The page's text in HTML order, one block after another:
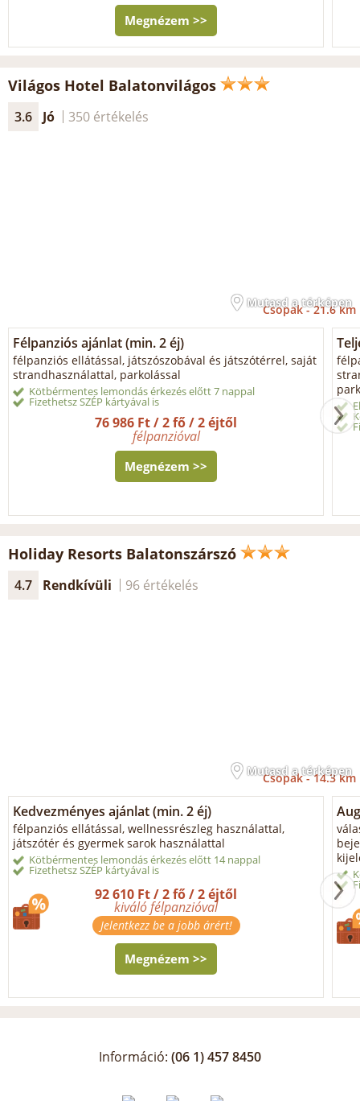
Megnézem >>
Világos Hotel Balatonvilágos
3.6 Jó 350 értékelés
Mutasd a térképen
Csopak -21.6 km
Félpanziós ajánlat (min. 2 éj)
félpanziós ellátással, játszószobával és játszótérrel, saját
strandhasználattal, parkolással
Kötbérmentes lemondás érkezés előtt 7 nappal
Fizethetsz SZÉP kártyával is
76 986 Ft / 2 fő / 2 éjtől
félpanzióval
Megnézem >>
Holiday Resorts Balatonszárszó
4.7 Rendkívüli 96 értékelés
Mutasd a térképen
Csopak -14.3 km
Kedvezményes ajánlat (min. 2 éj)
félpanziós ellátással, wellnessrészleg használattal,
játszótér és gyermek sarok használattal
Kötbérmentes lemondás érkezés előtt 14 nappal
Fizethetsz SZÉP kártyával is
92 610 Ft / 2 fő / 2 éjtől
kiváló félpanzióval
Jelentkezz be a jobb árért!
Megnézem >>
Információ: (06 1) 457 8450